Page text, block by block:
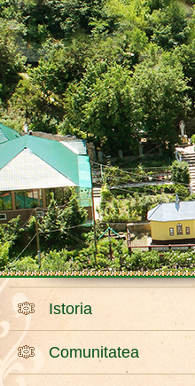
Istoria
Comunitatea